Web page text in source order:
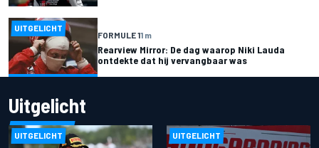
UITGELICHT
FORMULE 11 m
Rearview Mirror: De dag waarop Niki Lauda
ontdekte dat hij vervangbaar was
Uitgelicht
UITGELICHT UITGELICHT